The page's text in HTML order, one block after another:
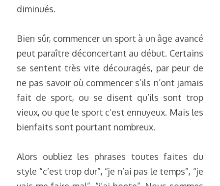
diminués.
Bien sûr, commencer un sport à un âge avancé
peut paraître déconcertant au début. Certains
se sentent très vite découragés, par peur de
ne pas savoir où commencer s’ils n’ont jamais
fait de sport, ou se disent qu’ils sont trop
vieux, ou que le sport c’est ennuyeux. Mais les
bienfaits sont pourtant nombreux.
Alors oubliez les phrases toutes faites du
style “c’est trop dur”, “je n’ai pas le temps”, “je